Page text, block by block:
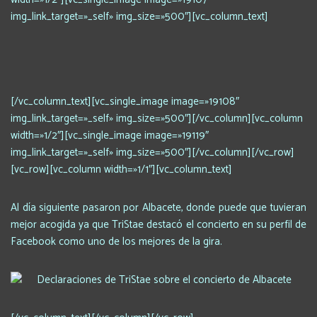
img_link_target=»_self» img_size=»500″][vc_column_text]
[/vc_column_text][vc_single_image image=»19108″
img_link_target=»_self» img_size=»500″][/vc_column][vc_column
width=»1/2″][vc_single_image image=»19119″
img_link_target=»_self» img_size=»500″][/vc_column][/vc_row]
[vc_row][vc_column width=»1/1″][vc_column_text]
Al día siguiente pasaron por Albacete, donde puede que tuvieran
mejor acogida ya que TriStae destacó el concierto en su perfil de
Facebook como uno de los mejores de la gira.